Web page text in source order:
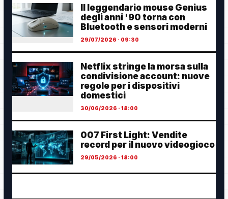
Il leggendario mouse Genius
degli anni '90 torna con
Bluetooth e sensori moderni
29/07/2026 · 09:30
Netflix stringe la morsa sulla
condivisione account: nuove
regole per i dispositivi
domestici
30/06/2026 · 18:00
007 First Light: Vendite
record per il nuovo videogioco
29/05/2026 · 18:00